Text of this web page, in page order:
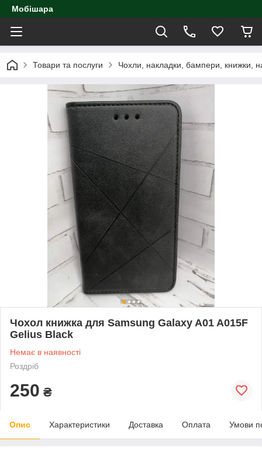
Мобішара
Товари та послуги Чохли, накладки, бампери, книжки,
Чохол книжка для Samsung Galaxy A01 A015F
Gelius Black
Немає в наявності
Роздріб
250 ₴
Опис Характеристики Доставка Оплата Умови